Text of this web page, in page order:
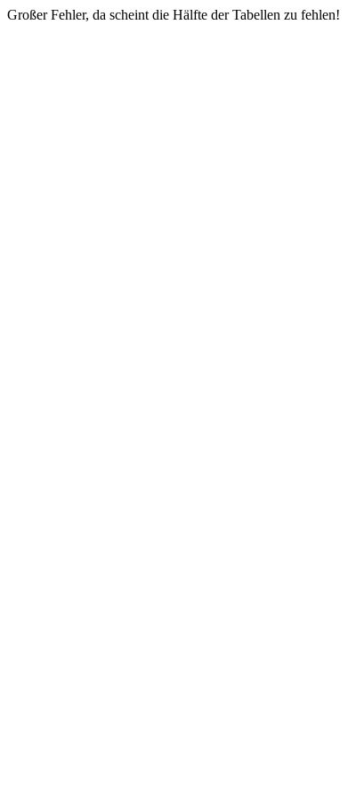
Großer Fehler, da scheint die Hälfte der Tabellen zu fehlen!